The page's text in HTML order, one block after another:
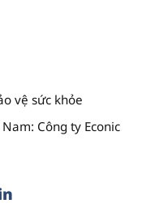
vệ sức khỏe
Nam: Công ty Econic